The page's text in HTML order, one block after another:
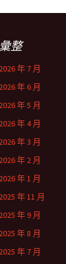
彙整
2026 年 7 月
2026 年 6 月
2026 年 5 月
2026 年 4 月
2026 年 3 月
2026 年 2 月
2026 年 1 月
2025 年 11 月
2025 年 9 月
2025 年 8 月
2025 年 7 月